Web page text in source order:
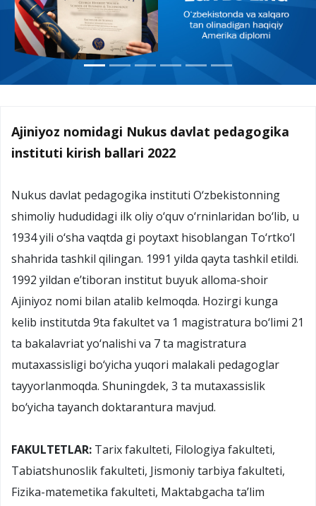
Ajiniyoz nomidagi Nukus davlat pedagogika
instituti kirish ballari 2022
Nukus davlat pedagogika instituti O‘zbekistonning
shimoliy hududidagi ilk oliy o‘quv o‘rninlaridan bo‘lib, u
1934 yili o‘sha vaqtda gi poytaxt hisoblangan To‘rtko‘l
shahrida tashkil qilingan. 1991 yilda qayta tashkil etildi.
1992 yildan e’tiboran institut buyuk alloma-shoir
Ajiniyoz nomi bilan atalib kelmoqda. Hozirgi kunga
kelib institutda 9ta fakultet va 1 magistratura bo‘limi 21
ta bakalavriat yo‘nalishi va 7 ta magistratura
mutaxassisligi bo‘yicha yuqori malakali pedagoglar
tayyorlanmoqda. Shuningdek, 3 ta mutaxassislik
bo‘yicha tayanch doktarantura mavjud.
FAKULTETLAR: Tarix fakulteti, Filologiya fakulteti,
Tabiatshunoslik fakulteti, Jismoniy tarbiya fakulteti,
Fizika-matemetika fakulteti, Maktabgacha ta’lim